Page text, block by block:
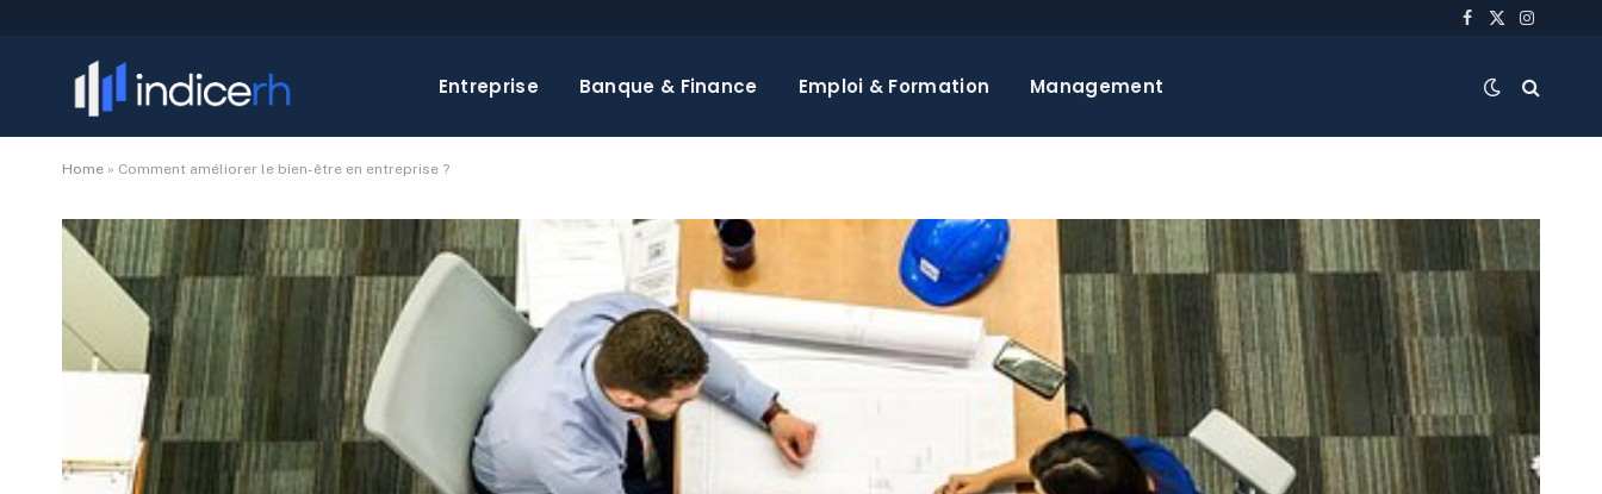
Facebook
X
Entreprise Banque & Finance Emploi & Formation Management
Home » Comment améliorer le bien-être en entreprise ?